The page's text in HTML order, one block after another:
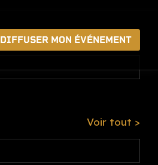
DIFFUSER MON ÉVÉNEMENT
Voir tout >
Voir tout >